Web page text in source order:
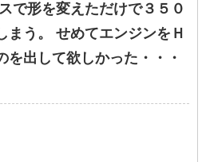
で形を変えただけで３５０
まう。 せめてエンジンをＨ
を出して欲しかった・・・